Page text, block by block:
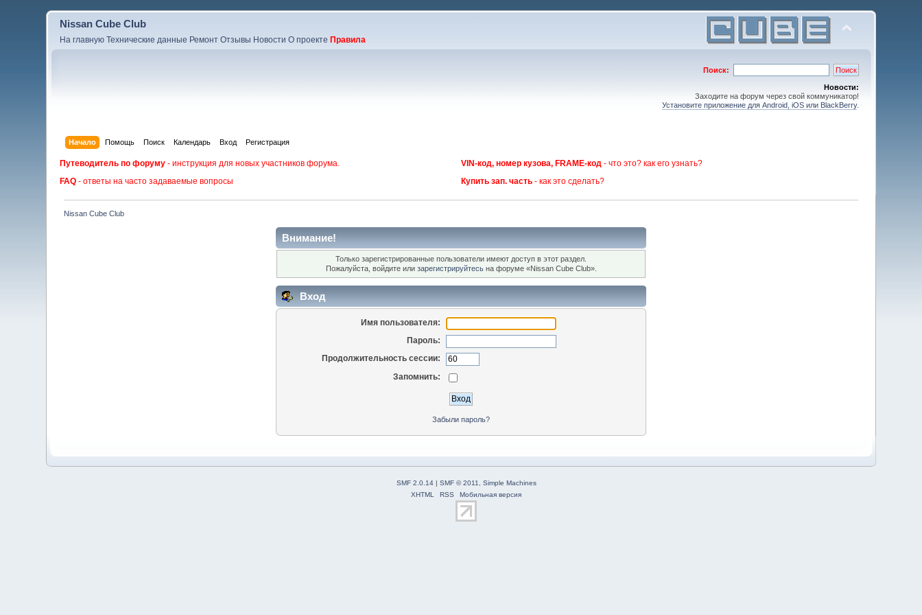
Nissan Cube Club
На главную Технические данные Ремонт Отзывы Новости О проекте Правила
Поиск:
Новости:
Заходите на форум через свой коммуникатор!
Установите приложение для Android, iOS или BlackBerry.
Начало Помощь Поиск Календарь Вход Регистрация
Путеводитель по форуму - инструкция для новых участников форума. VIN-код, номер кузова, FRAME-код - что это? как его узнать?
FAQ - ответы на часто задаваемые вопросы Купить зап. часть - как это сделать?
Nissan Cube Club
Внимание!
Только зарегистрированные пользователи имеют доступ в этот раздел.
Пожалуйста, войдите или зарегистрируйтесьна форуме «Nissan Cube Club».
Вход
Имя пользователя:
Пароль:
Продолжительность сессии:
Запомнить:
Забыли пароль?
SMF 2.0.14| SMF © 2011
Simple Machines
XHTML
RSS Мобильная версия